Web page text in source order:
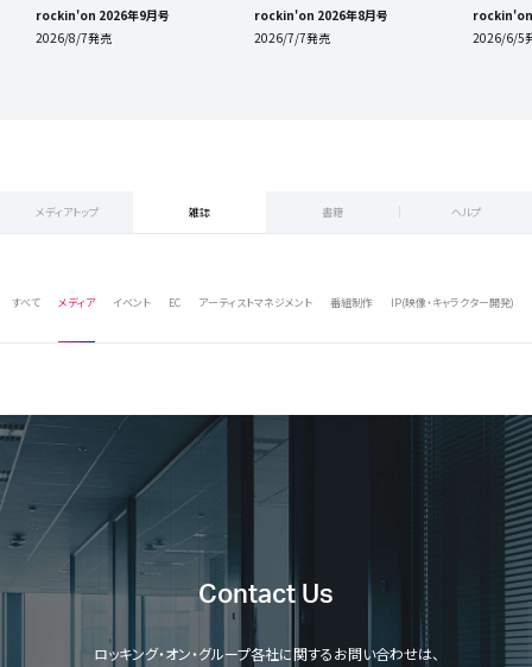
rockin'on 2026年9月号
2026/8/7発売
rockin'on 2026年8月号
2026/7/7発売
rockin'on
2026/6/5
メディアトップ 雑誌 書籍 ヘルプ
すべて メディア イベント EC アーティストマネジメント 番組制作 IP(映像・キャラクター開発)
Contact Us
ロッキング・オン・グループ各社に関するお問い合わせは、